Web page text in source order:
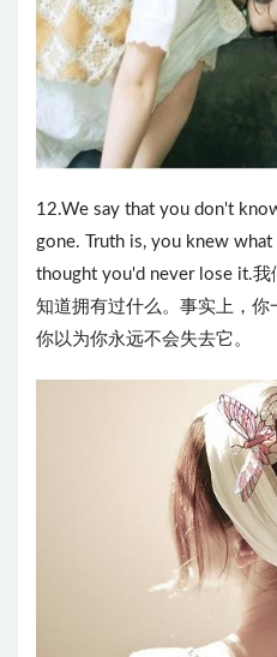
12.We say that you don't
gone. Truth is, you knew
thought you'd never lose it.我
知道拥有过什么。事实上，你
你以为你永远不会失去它。